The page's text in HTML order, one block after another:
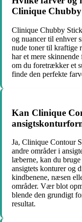
Clinique Chubby
Clinique Chubby
og nuancer til enhver
nude toner til kraftige
har et mere
om du foretrækker et
finde den perfekte
Kan Clinique
Ja, Clinique Contour
andre områder i
læberne, kan du
ansigtets konturer og
kindbenene, næsen
områder. Vær blot
blende den grundigt
resultat.